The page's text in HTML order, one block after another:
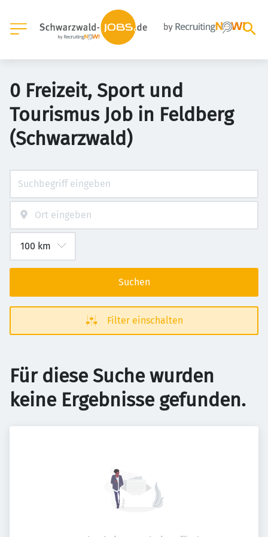
0 Freizeit, Sport und
Tourismus Job in Feldberg
(Schwarzwald)
Suchen
Filter einschalten
Für diese Suche wurden
keine Ergebnisse gefunden.